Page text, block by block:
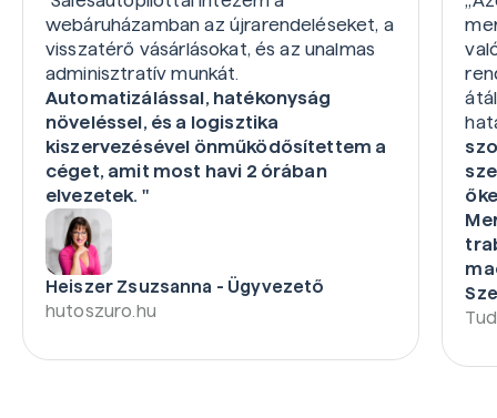
webáruházamban az újrarendeléseket, a
visszatérő vásárlásokat, és az unalmas
adminisztratív munkát.
Automatizálással, hatékonyság
növeléssel, és a logisztika
kiszervezésével önműködősítettem a
céget, amit most havi 2 órában
elvezetek. "
Heiszer Zsuzsanna - Ügyvezető
hutoszuro.hu